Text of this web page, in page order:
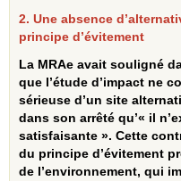
2. Une absence
principe d’évitement
La MRAe avait souligné
que l’étude d’impact ne
sérieuse d’un site
dans son arrêté qu’« il
satisfaisante ». Cette
du principe d’évitement
de l’environnement, qui